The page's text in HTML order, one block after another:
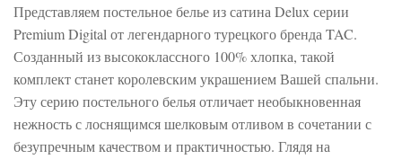
Представляем постельное белье из сатина Delux серии
Premium Digital от легендарного турецкого бренда TAC.
Созданный из высококлассного 100% хлопка, такой
комплект станет королевским украшением Вашей спальни.
Эту серию постельного белья отличает необыкновенная
нежность с лоснящимся шелковым отливом в сочетании с
безупречным качеством и практичностью. Глядя на